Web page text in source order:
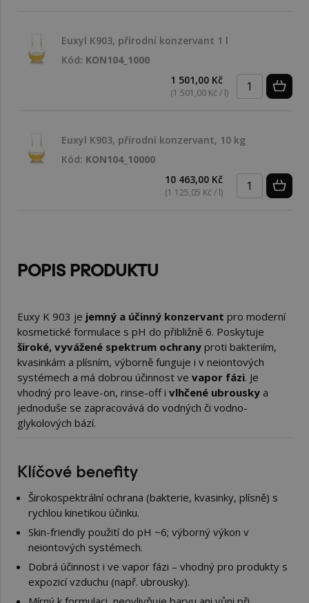
Euxyl K903, přírodní konzervant 1 l
Kód: KON104_1000
1 501,00 Kč
(1 501,00 Kč / l)
Euxyl K903, přírodní konzervant, 10 kg
Kód: KON104_10000
10 463,00 Kč
(1 125,05 Kč / l)
POPIS PRODUKTU
Euxy K 903 je jemný a účinný konzervant pro moderní
kosmetické formulace s pH do přibližně 6. Poskytuje
široké, vyvážené spektrum ochrany proti bakteriím,
kvasinkám a plísním, výborně funguje i v neiontových
systémech a má dobrou účinnost ve vapor fázi. Je
vhodný pro leave-on, rinse-off i vlhčené ubrousky a
jednoduše se zapracovává do vodných či vodno-
glykolových bází.
Klíčové benefity
Širokospektrální ochrana (bakterie, kvasinky, plísně) s
rychlou kinetikou účinku.
Skin-friendly použití do pH ~6; výborný výkon v
neiontových systémech.
Dobrá účinnost i ve vapor fázi – vhodný pro produkty s
expozicí vzduchu (např. ubrousky).